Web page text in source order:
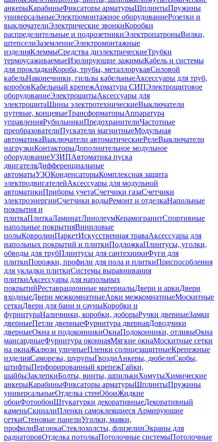
анкерыКарабиныФиксаторы арматурыШплинтыПружины
универсальныеЭлектромонтажное оборудованиеРозетки и
выключателиЭлектрические звонкиКоробки
распределительные и подрозетникиЭлектропатроныВилки,
штепселиЗаземлениеЭлектромонтажные
изделияКлеммыСредства диэлектрическиеТрубки
термоусаживаемыеИзолирующие зажимыКабель и системы
для прокладкиКороба, трубы, металлорукавСиловой
кабельНаконечники, гильзы кабельныеАксессуары для труб,
коробовКабельный крепежАрматура СИПЭлектрощитовое
оборудованиеЭлектрощитыАксессуары для
электрощитаШины электротехническиеВыключатели
путевые, концевыеТрансформаторыАппаратура
управленияРубильникиПредохранителиЧастотные
преобразователиПускатели магнитныеМодульная
автоматикаВыключатели автоматическиеРелеВыключатели
нагрузкиКонтакторыДополнительное модульное
оборудованиеУЗИПАвтоматика пуска
двигателяДифференциальные
автоматыУЗОКонденсаторыКомплексная защита
электродвигателейАксессуары для модульной
автоматикиПриборы учетаСчетчики газаСчетчики
электроэнергииСчетчики водыРемонт и отделкаНапольные
покрытия и
плиткаПлиткаЛаминатЛинолеумКерамогранитСпортивные
напольные покрытияВиниловые
полыКовролинПаркетИскусственная траваАксессуары для
напольных покрытий и плиткиПодложкаПлинтусы, уголки,
обводы для трубПлинтусы для сантехникиФуги для
плиткиПорожки, профили для пола и плиткиПриспособления
для укладки плиткиСистемы выравнивания
плиткиАксессуары для напольных
покрытийРеставрационные материалыДвери и аркиДвери
входныеДвери межкомнатныеАрки межкомнатныеМоскитные
сеткиДвери для бани и сауныКоробки и
фурнитураНаличники, коробки, доборыРучки дверныеЗамки
дверныеПетли дверныеФурнитура двернаяДоводчики
дверныеОкна и подоконникиОкнаПодоконники, отливыОкна
мансардныеФурнитура оконнаяМягкие окнаМоскитные сетки
на окнаЖалюзи уличныеПленки солнцезащитныеКрепежные
изделияСаморезы, шурупыГвоздиАнкеры, дюбелиСкобы,
штифтыПерфорированный крепежГайки,
шайбыЗаклепкиБолты, винты, шпилькиХомутыХимические
анкерыКарабиныФиксаторы арматурыШплинтыПружины
универсальныеОтделка стенОбоиЖидкие
обоиФотообоиШтукатурки декоративныеДекоративный
каменьСкиналиПленки самоклеящиеся Армирующие
сеткиСтеновые панелиУголки, маяки,
профилиВагонкаСтеклохолсты, флизелинЭкраны для
радиаторовОтделка потолкаПотолочные системыПотолочные